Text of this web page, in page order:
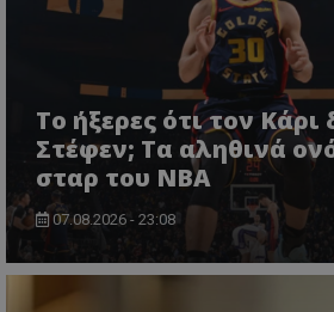
Το ήξερες ότι τον Κάρι
Στέφεν; Τα αληθινά
σταρ του NBA
07.08.2026 - 23:08